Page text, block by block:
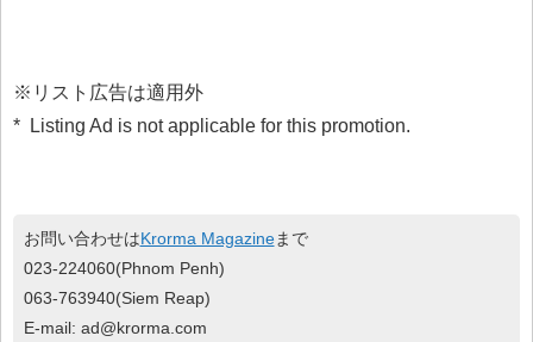
※リスト広告は適用外
* Listing Ad is not applicable for this promotion.
お問い合わせはKrorma Magazineまで
023-224060(Phnom Penh)
063-763940(Siem Reap)
E-mail: ad@krorma.com